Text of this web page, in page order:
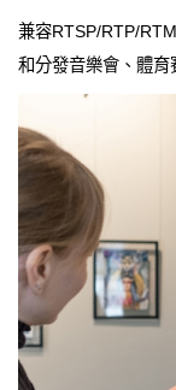
兼容RTSP/RTP/
和分發音樂會、體育